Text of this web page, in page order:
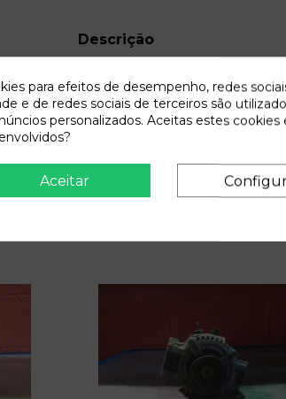
Descrição
Recambio de bomba direccion
2.0 le | 01.01 - 12.04 referencia
para efeitos de desempenho, redes
e de redes sociais de terceiros são
personalizados. Aceitas estes cookies
Aceitar